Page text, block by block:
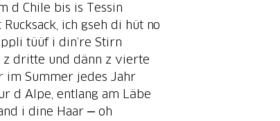
d Chile bis is Tessin
ich gseh di hüt no
tüüf i din’re Stirn
z dritte und dänn z vierte
im Summer jedes Jahr
d Alpe, entlang am Läbe
i dine Haar ‒ oh